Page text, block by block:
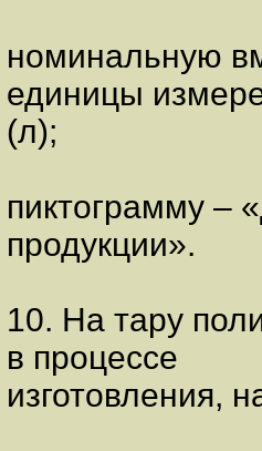
номинальную
единицы
(л);
пиктограмму –
продукции».
10. На тару
в процессе
изготовления,